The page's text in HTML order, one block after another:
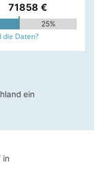
71858 €
25%
die Daten?
ein
in